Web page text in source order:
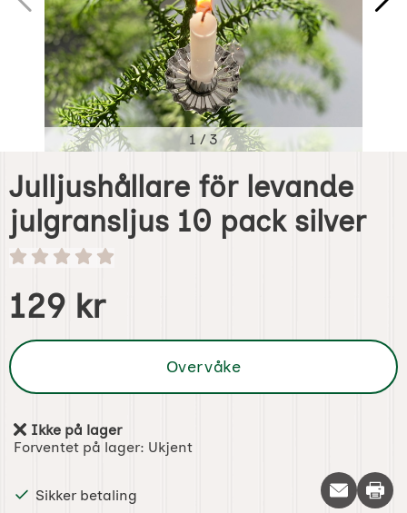
1/ 3
Julljushållare för levande
julgransljus 10 pack silver
Handle dette produktet, Julljushållare för levande
pris
129 kr
Overvåke
Produkttilgjengelighet:
Ikke på lager
Forventet på lager: Ukjent
Sikker betaling Skriv